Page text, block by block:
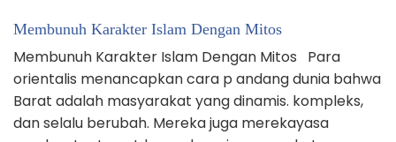
Membunuh Karakter Islam Dengan Mitos
Membunuh Karakter Islam Dengan Mitos Para
orientalis menancapkan cara p andang dunia bahwa
Barat adalah masyarakat yang dinamis. kompleks,
dan selalu berubah. Mereka juga merekayasa